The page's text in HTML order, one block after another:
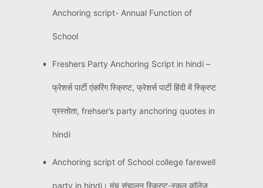
Anchoring script- Annual Function of
School
Freshers Party Anchoring Script in hindi –
फ्रेशर्स पार्टी एंकरिंग स्क्रिप्ट, फ्रेशर्स पार्टी हिंदी में स्क्रिप्ट
प्रस्तोता, frehser’s party anchoring quotes in
hindi
Anchoring script of School college farewell
party in hindi। मंच संचालन स्क्रिप्ट-स्कूल कॉलेज